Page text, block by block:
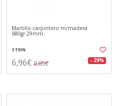
Martillo carpintero m/madera
680gr.29mm.
STEIN
6,96€ 9,85€ - 29%